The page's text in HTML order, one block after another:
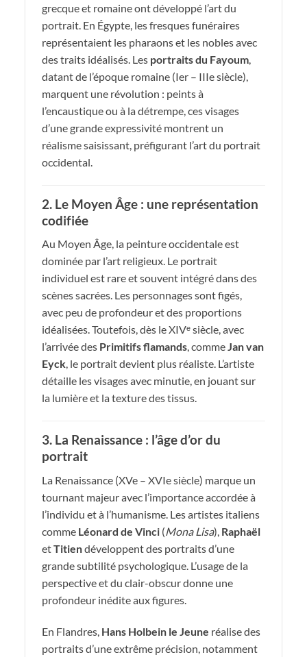
grecque et romaine ont développé l’art du
portrait. En Égypte, les fresques funéraires
représentaient les pharaons et les nobles avec
des traits idéalisés. Les portraits du Fayoum,
datant de l’époque romaine (Ier – IIIe siècle),
marquent une révolution : peints à
l’encaustique ou à la détrempe, ces visages
d’une grande expressivité montrent un
réalisme saisissant, préfigurant l’art du portrait
occidental.
2. Le Moyen Âge : une représentation
codifiée
Au Moyen Âge, la peinture occidentale est
dominée par l’art religieux. Le portrait
individuel est rare et souvent intégré dans des
scènes sacrées. Les personnages sont figés,
avec peu de profondeur et des proportions
idéalisées. Toutefois, dès le XIVᵉ siècle, avec
l’arrivée des Primitifs flamands, commeJan van
Eyck, le portrait devient plus réaliste. L’artiste
détaille les visages avec minutie, en jouant sur
la lumière et la texture des tissus.
3. La Renaissance : l’âge d’or du
portrait
La Renaissance (XVe – XVIe siècle) marque un
tournant majeur avec l’importance accordée à
l’individu et à l’humanisme. Les artistes italiens
comme Léonard de Vinci (Mona Lisa), Raphaël
etTitiendéveloppent des portraits d’une
grande subtilité psychologique. L’usage de la
perspective et du clair-obscur donne une
profondeur inédite aux figures.
En Flandres, Hans Holbein le Jeune réalise des
portraits d’une extrême précision, notamment